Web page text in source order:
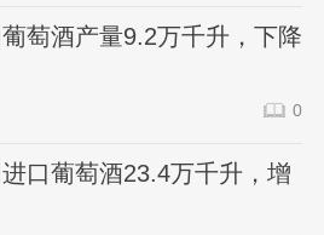
萄酒产量9.2万千升，下降
0
口葡萄酒23.4万千升，增